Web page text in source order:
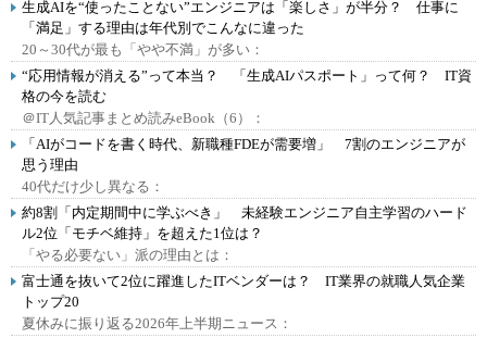
生成AIを“使ったことない”エンジニアは「楽しさ」が半分？ 仕事に
「満足」する理由は年代別でこんなに違った
20～30代が最も「やや不満」が多い：
“応用情報が消える”って本当？ 「生成AIパスポート」って何？ IT資
格の今を読む
＠IT人気記事まとめ読みeBook（6）：
「AIがコードを書く時代、新職種FDEが需要増」 7割のエンジニアが
思う理由
40代だけ少し異なる：
約8割「内定期間中に学ぶべき」 未経験エンジニア自主学習のハード
ル2位「モチベ維持」を超えた1位は？
「やる必要ない」派の理由とは：
富士通を抜いて2位に躍進したITベンダーは？ IT業界の就職人気企業
トップ20
夏休みに振り返る2026年上半期ニュース：